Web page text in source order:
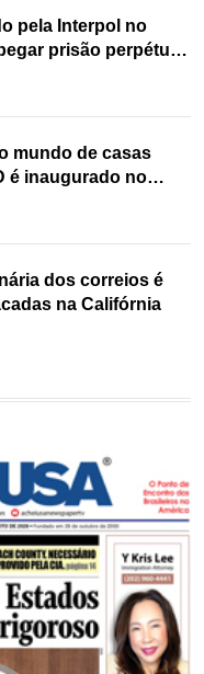
pela Interpol no
prisão perpétua
mundo de casas
é inaugurado no
dos correios é
na Califórnia